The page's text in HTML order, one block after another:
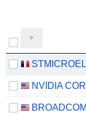
NVIDIA